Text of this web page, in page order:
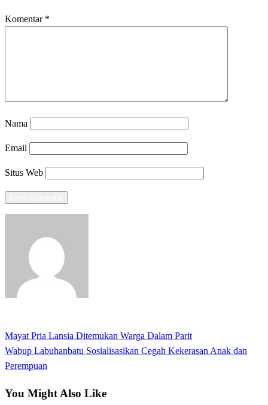
Komentar *
Nama
Email
Situs Web
Navigasi
pos
Previous
Post
Mayat Pria Lansia Ditemukan Warga Dalam Parit
Next
Post
Wabup Labuhanbatu Sosialisasikan Cegah Kekerasan Anak dan
Perempuan
You Might Also Like